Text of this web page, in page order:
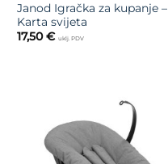
Janod Igračka za kupanje –
Karta svijeta
17,50€ uklj. PDV